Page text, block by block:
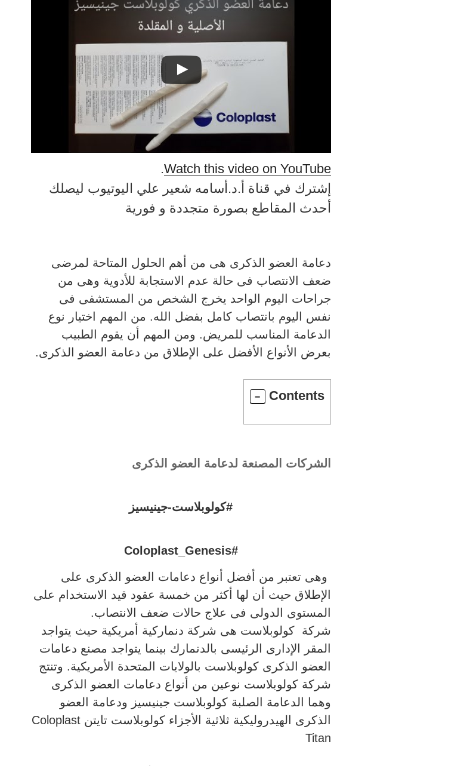
Watch this video on YouTube
.
إشترك في قناة أ.د.أسامه شعير علي اليوتيوب ليصلك
أحدث المقاطع بصورة متجددة و فورية
دعامة العضو الذكرى هى من أهم الحلول المتاحة لمرضى
ضعف الانتصاب فى حالة عدم الاستجابة للأدوية وهى من
جراحات اليوم الواحد يخرج الشخص من المستشفى فى
نفس اليوم بانتصاب كامل بفضل الله. من المهم اختيار نوع
الدعامة المناسب للمريض. ومن المهم أن يقوم الطبيب
بعرض الأنواع الأفضل على الإطلاق من دعامة العضو الذكرى.
Contents
الشركات المصنعة لدعامة العضو الذكرى
#كولوبلاست-جينيسيز
#Coloplast_Genesis
وهى تعتبر من أفضل أنواع دعامات العضو الذكرى على
الإطلاق حيث أن لها أكثر من خمسة عقود قيد الاستخدام على
المستوى الدولى فى علاج حالات ضعف الانتصاب.
شركة كولوبلاست هى شركة دنماركية أمريكية حيث يتواجد
المقر الإدارى الرئيسى بالدنمارك بينما يتواجد مصنع دعامات
العضو الذكرى كولوبلاست بالولايات المتحدة الأمريكية. وتنتج
شركة كولوبلاست نوعين من أنواع دعامات العضو الذكرى
وهما الدعامة الصلبة كولوبلاست جينيسيز ودعامة العضو
الذكرى الهيدروليكية ثلاثية الأجزاء كولوبلاست تايتن Coloplast
Titan